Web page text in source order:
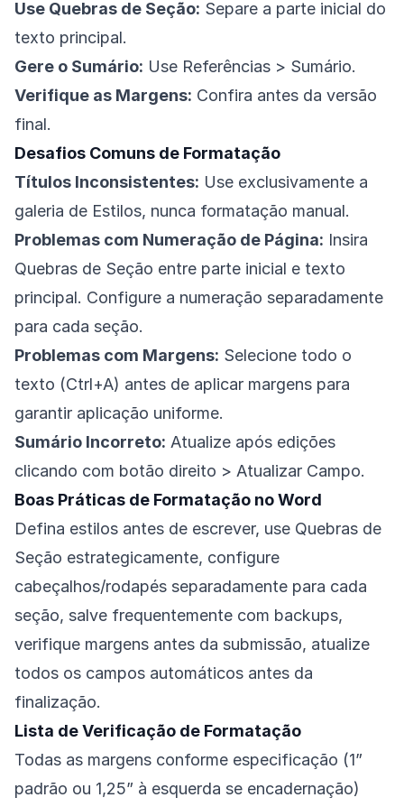
Use Quebras de Seção: Separe a parte inicial do
texto principal.
Gere o Sumário: Use Referências > Sumário.
Verifique as Margens: Confira antes da versão
final.
Desafios Comuns de Formatação
Títulos Inconsistentes: Use exclusivamente a
galeria de Estilos, nunca formatação manual.
Problemas com Numeração de Página: Insira
Quebras de Seção entre parte inicial e texto
principal. Configure a numeração separadamente
para cada seção.
Problemas com Margens: Selecione todo o
texto (Ctrl+A) antes de aplicar margens para
garantir aplicação uniforme.
Sumário Incorreto: Atualize após edições
clicando com botão direito > Atualizar Campo.
Boas Práticas de Formatação no Word
Defina estilos antes de escrever, use Quebras de
Seção estrategicamente, configure
cabeçalhos/rodapés separadamente para cada
seção, salve frequentemente com backups,
verifique margens antes da submissão, atualize
todos os campos automáticos antes da
finalização.
Lista de Verificação de Formatação
Todas as margens conforme especificação (1”
padrão ou 1,25” à esquerda se encadernação)